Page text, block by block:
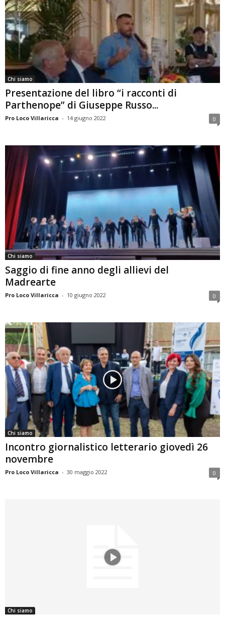
Chi siamo
Presentazione del libro “i racconti di
Parthenope” di Giuseppe Russo...
Pro Loco Villaricca - 14 giugno 2022 0
Chi siamo
Saggio di fine anno degli allievi del
Madrearte
Pro Loco Villaricca - 10 giugno 2022 0
Chi siamo
Incontro giornalistico letterario giovedì 26
novembre
Pro Loco Villaricca - 30 maggio 2022 0
Chi siamo